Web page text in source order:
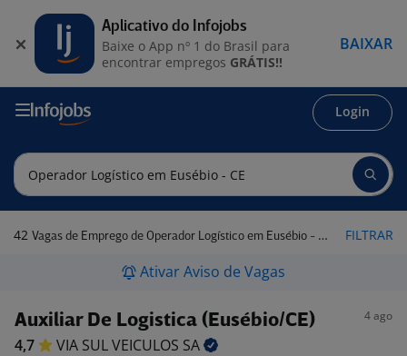
Login
42 Vagas de Emprego de Operador Logístico em Eusébio - CE FILTRAR
Ativar Aviso de Vagas
Auxiliar De Logistica (Eusébio/CE) 4 ago
4,7 VIA SUL VEICULOS SA
Aplicativo do Infojobs
Baixe o App nº 1 do Brasil para
encontrar empregos GRÁTIS!!
BAIXAR